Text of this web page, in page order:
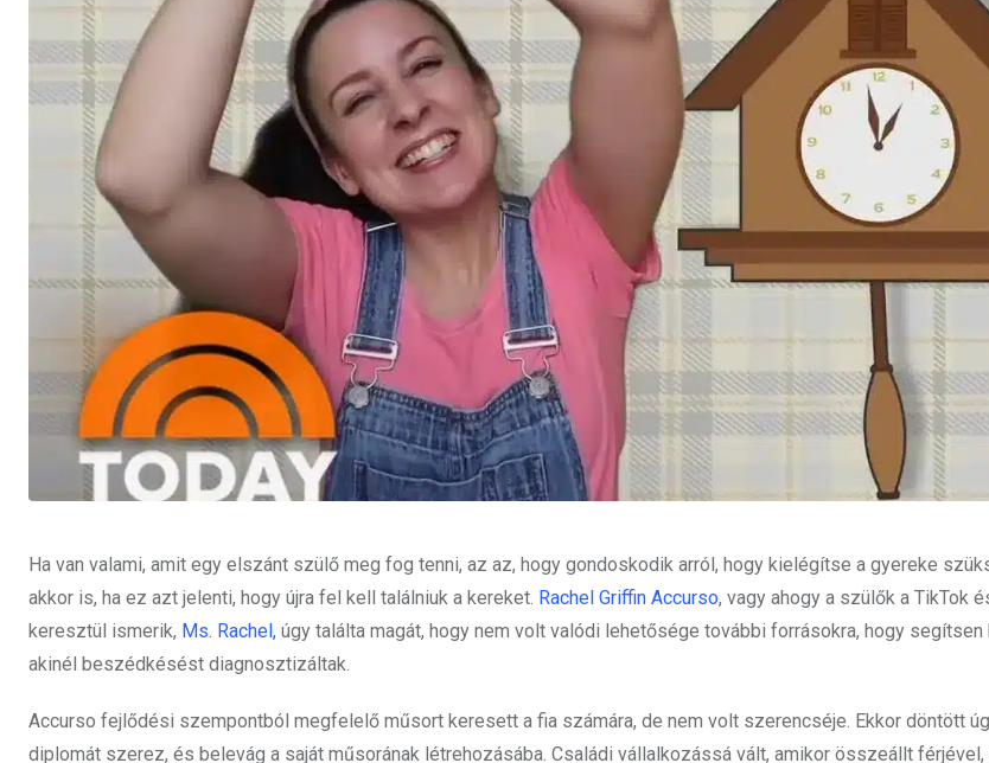
Ha van valami, amit egy elszánt szülő meg fog tenni, az az, hogy gondoskodik arról, hogy kielégítse a gyereke
akkor is, ha ez azt jelenti, hogy újra fel kell találniuk a kereket. Rachel Griffin Accurso, vagy ahogy a szülők a TikTok
keresztül ismerik, Ms. Rachel, úgy találta magát, hogy nem volt valódi lehetősége további forrásokra, hogy
akinél beszédkésést diagnosztizáltak.
Accurso fejlődési szempontból megfelelő műsort keresett a fia számára, de nem volt szerencséje. Ekkor döntött
diplomát szerez, és belevág a saját műsorának létrehozásába. Családi vállalkozássá vált, amikor összeállt férjével,